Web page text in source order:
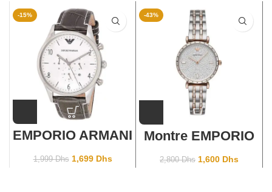
-15%
EMPORIO ARMANI
1,999Dhs 1,699 Dhs
-43%
Montre EMPORIO
Femme ar11293
2,800Dhs 1,600 Dhs